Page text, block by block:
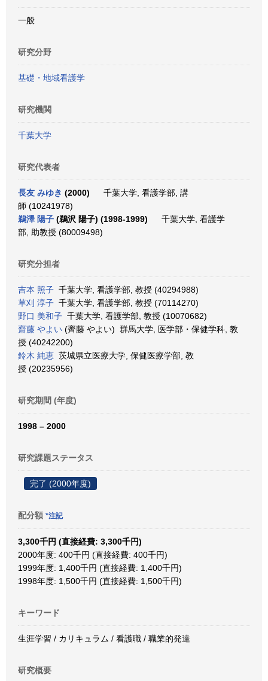
一般
研究分野
基礎・地域看護学
研究機関
千葉大学
研究代表者
長友 みゆき (2000)
千葉大学, 看護学部, 講
師 (10241978)
鵜澤 陽子 (鵜沢 陽子) (1998-1999)
千葉大学, 看護学
部, 助教授 (80009498)
研究分担者
吉本 照子 千葉大学, 看護学部, 教授 (40294988)
草刈 淳子 千葉大学, 看護学部, 教授 (70114270)
野口 美和子 千葉大学, 看護学部, 教授 (10070682)
齋藤 やよい (齊藤 やよい) 群馬大学, 医学部・保健学科, 教
授 (40242200)
鈴木 純恵 茨城県立医療大学, 保健医療学部, 教
授 (20235956)
研究期間 (年度)
1998 – 2000
研究課題ステータス
完了 (2000年度)
配分額 *注記
3,300千円 (直接経費: 3,300千円)
2000年度: 400千円 (直接経費: 400千円)
1999年度: 1,400千円 (直接経費: 1,400千円)
1998年度: 1,500千円 (直接経費: 1,500千円)
キーワード
生涯学習 / カリキュラム / 看護職 / 職業的発達
研究概要